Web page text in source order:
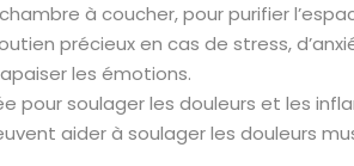
à coucher, pour purifier
précieux en cas de stress,
les émotions.
pour soulager les douleurs et les
aider à soulager les douleurs